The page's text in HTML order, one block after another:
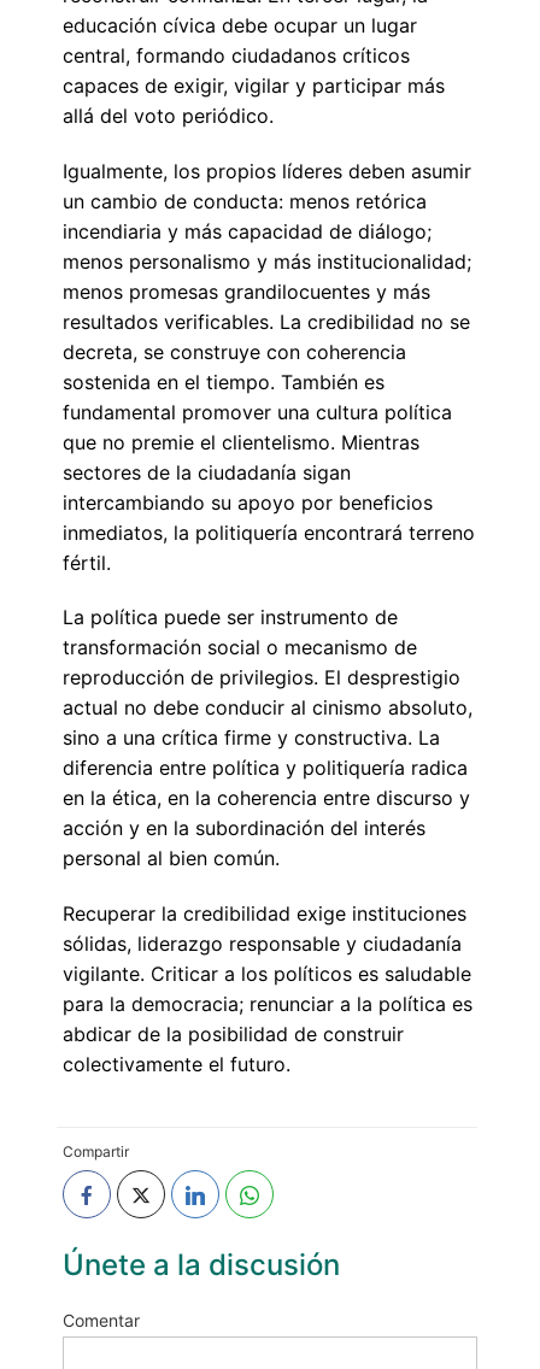
educación cívica debe ocupar un lugar
central, formando ciudadanos críticos
capaces de exigir, vigilar y participar más
allá del voto periódico.
Igualmente, los propios líderes deben asumir
un cambio de conducta: menos retórica
incendiaria y más capacidad de diálogo;
menos personalismo y más institucionalidad;
menos promesas grandilocuentes y más
resultados verificables. La credibilidad no se
decreta, se construye con coherencia
sostenida en el tiempo. También es
fundamental promover una cultura política
que no premie el clientelismo. Mientras
sectores de la ciudadanía sigan
intercambiando su apoyo por beneficios
inmediatos, la politiquería encontrará terreno
fértil.
La política puede ser instrumento de
transformación social o mecanismo de
reproducción de privilegios. El desprestigio
actual no debe conducir al cinismo absoluto,
sino a una crítica firme y constructiva. La
diferencia entre política y politiquería radica
en la ética, en la coherencia entre discurso y
acción y en la subordinación del interés
personal al bien común.
Recuperar la credibilidad exige instituciones
sólidas, liderazgo responsable y ciudadanía
vigilante. Criticar a los políticos es saludable
para la democracia; renunciar a la política es
abdicar de la posibilidad de construir
colectivamente el futuro.
Compartir
Únete a la discusión
Comentar